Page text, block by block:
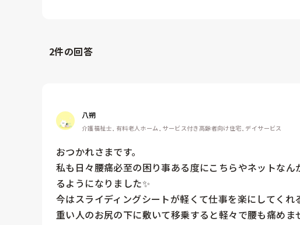
2件の回答
八朔
介護福祉士, 有料老人ホーム, サービス付き高齢者向け住宅, デイサービス
おつかれさまです。
私も日々腰痛必至の困り事ある度にこちらやネットな
るようになりました✨
今はスライディングシートが軽くて仕事を楽にしてくれ
重い人のお尻の下に敷いて移乗すると軽々で腰も痛めま